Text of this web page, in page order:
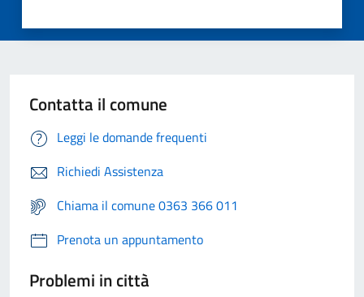
Contatta il comune
Leggi le domande frequenti
Richiedi Assistenza
Chiama il comune 0363 366 011
Prenota un appuntamento
Problemi in città